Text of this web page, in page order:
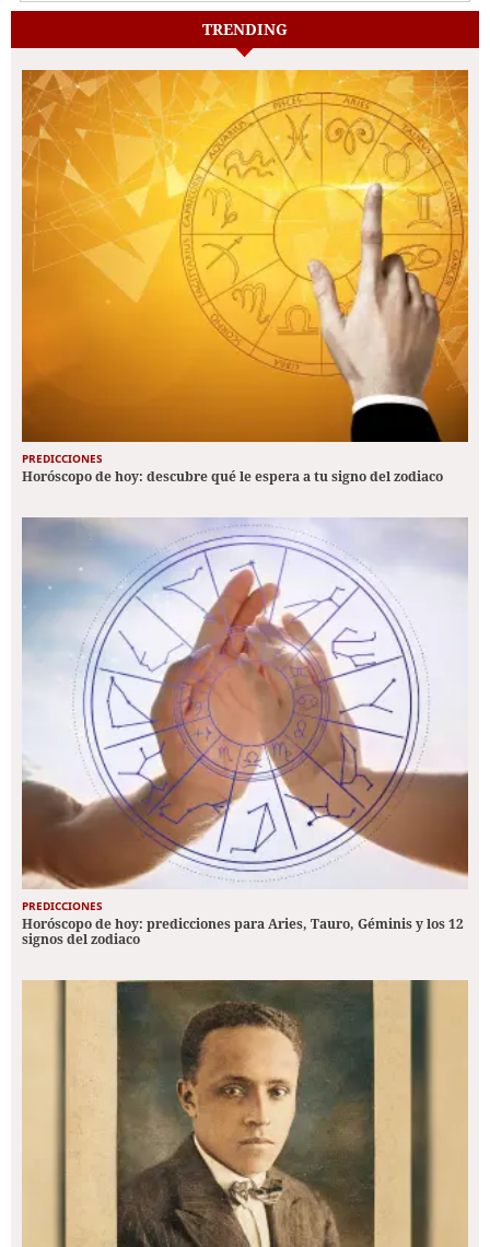
TRENDING
PREDICCIONES
Horóscopo de hoy: descubre qué le espera a tu signo del zodiaco
PREDICCIONES
Horóscopo de hoy: predicciones para Aries, Tauro, Géminis y los 12
signos del zodiaco